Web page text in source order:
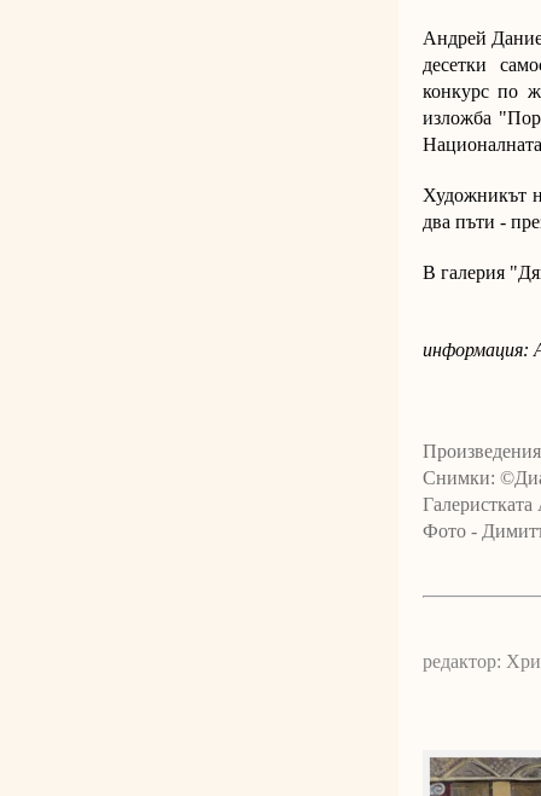
Андрей
десетки
конкурс по
изложба
Художникът
два пъти -
В галерия
информация:
Снимки:
Фото -
редактор: